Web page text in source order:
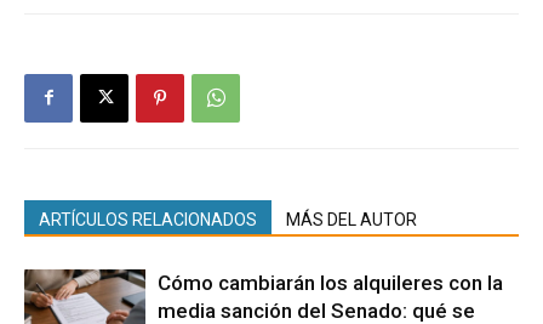
ARTÍCULOS RELACIONADOS MÁS DEL AUTOR
Cómo cambiarán los alquileres con la
media sanción del Senado: qué se